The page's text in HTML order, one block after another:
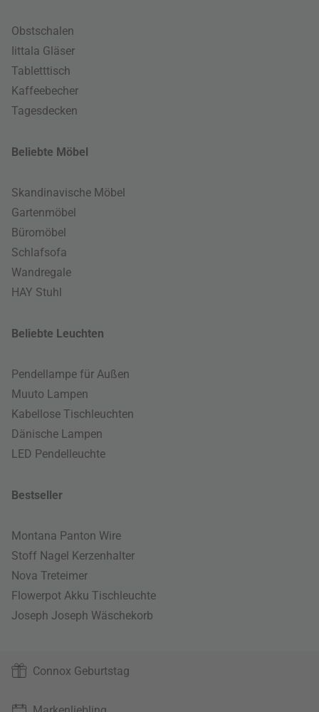
Obstschalen
Iittala Gläser
Tabletttisch
Kaffeebecher
Tagesdecken
Beliebte Möbel
Skandinavische Möbel
Gartenmöbel
Büromöbel
Schlafsofa
Wandregale
HAY Stuhl
Beliebte Leuchten
Pendellampe für Außen
Muuto Lampen
Kabellose Tischleuchten
Dänische Lampen
LED Pendelleuchte
Bestseller
Montana Panton Wire
Stoff Nagel Kerzenhalter
Nova Treteimer
Flowerpot Akku Tischleuchte
Joseph Joseph Wäschekorb
Connox Geburtstag